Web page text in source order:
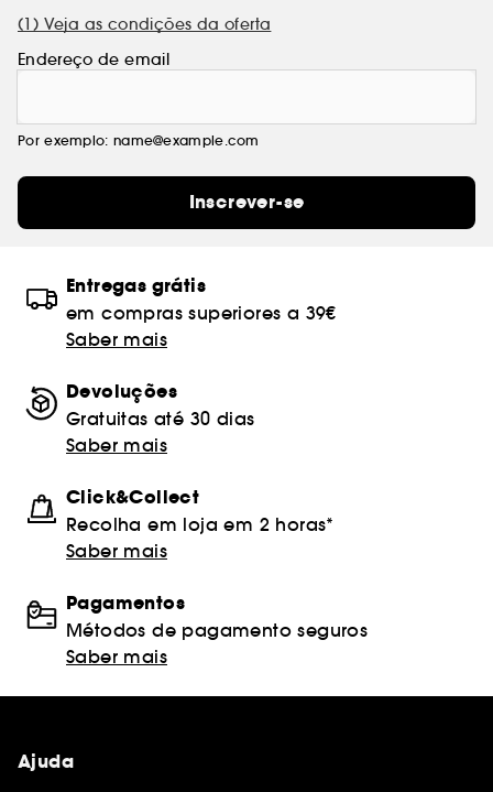
(1) Veja as condições da oferta
Endereço de email
Por exemplo: name@example.com
Inscrever-se
Entregas grátis
em compras superiores a 39€
Saber mais
Devoluções
Gratuitas até 30 dias
Saber mais
Click&Collect
Recolha em loja em 2 horas*
Saber mais
Pagamentos
Métodos de pagamento seguros
Saber mais
Ajuda